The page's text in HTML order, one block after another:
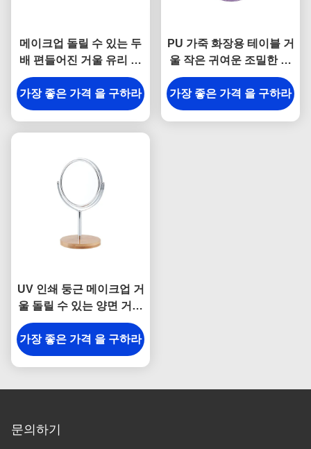
메이크업 돌릴 수 있는 두
배 편들어진 거울 유리 각
을 위한은 둥근 거울
가장 좋은 가격 을 구하라
PU 가죽 화장용 테이블 거
울 작은 귀여운 조밀한 거
울 Debossing 로고
가장 좋은 가격 을 구하라
UV 인쇄 둥근 메이크업 거
울 돌릴 수 있는 양면 거울
유리제 레이저 조각
가장 좋은 가격 을 구하라
문의하기